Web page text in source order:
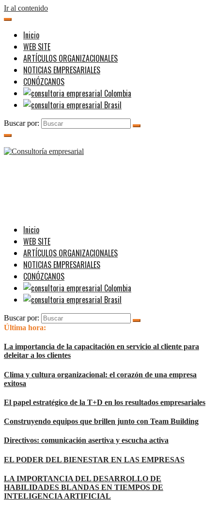
Ir al contenido
Inicio
WEB SITE
ARTÍCULOS ORGANIZACIONALES
NOTICIAS EMPRESARIALES
CONÓZCANOS
Buscar por:
Inicio
WEB SITE
ARTÍCULOS ORGANIZACIONALES
NOTICIAS EMPRESARIALES
CONÓZCANOS
Buscar por:
Última hora:
La importancia de la capacitación en servicio al cliente para
deleitar a los clientes
Clima y cultura organizacional: el corazón de una empresa
exitosa
El papel estratégico de la T+D en los resultados empresariales
Construyendo equipos que brillen junto con Team Building
Directivos: comunicación asertiva y escucha activa
EL PODER DEL BIENESTAR EN LAS EMPRESAS
LA IMPORTANCIA DEL DESARROLLO DE
HABILIDADES BLANDAS EN TIEMPOS DE
INTELIGENCIA ARTIFICIAL